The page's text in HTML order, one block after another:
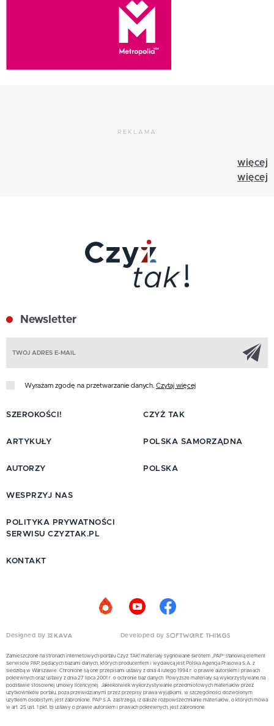
REKLAMA
więcej
więcej
Newsletter
Wyrażam zgodę na przetwarzanie danych. Czytaj więcej
SZEROKOŚCI!
ARTYKUŁY
AUTORZY
CZYŻ TAK
POLSKA SAMORZĄDNA
POLSKA
WESPRZYJ NAS
POLITYKA PRYWATNOŚCI
SERWISU CZYZTAK.PL
KONTAKT
Designed by Developed by
Zamieszczone na stronach internetowych portalu Czyż TAK! materiały sygnowane skrótem „PAP” stanowią element
Serwisów PAP, będących bazami danych, których producentem i wydawcą jest Polska Agencja Prasowa S.A. z
siedzibą w Warszawie. Chronione są one przepisami ustawy z dnia 4 lutego 1994 r. o prawie autorskim i prawach
pokrewnych oraz ustawy z dnia 27 lipca 2001 r. o ochronie baz danych. Powyższe materiały są wykorzystywane na
podstawie stosownej umowy licencyjnej. Jakiekolwiek wykorzystywanie przedmiotowych materiałów przez
użytkowników portalu, poza przewidzianymi przez przepisy prawa wyjątkami, w szczególności dozwolonym
użytkiem osobistym, jest zabronione. PAP S.A. zastrzega, iż dalsze rozpowszechnianie materiałów, o których mowa
w art. 25 ust. 1 pkt. b) ustawy o prawie autorskim i prawach pokrewnych, jest zabronione.